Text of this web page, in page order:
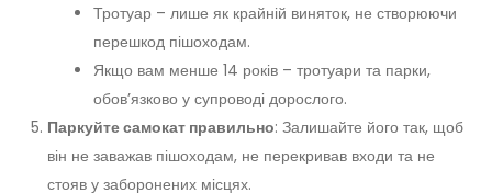
Тротуар – лише як крайній виняток, не створюючи
перешкод пішоходам.
Якщо вам менше 14 років – тротуари та парки,
обов’язково у супроводі дорослого.
Паркуйте самокат правильно: Залишайте його так, щоб
він не заважав пішоходам, не перекривав входи та не
стояв у заборонених місцях.